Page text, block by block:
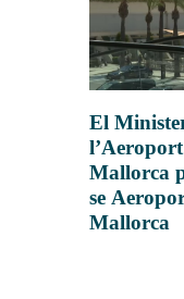
El
Mallorca
se
Mallorca